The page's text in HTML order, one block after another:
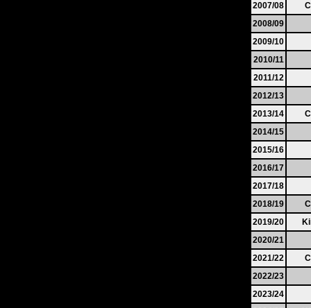
2007/08
2008/09
2009/10
2010/11
2011/12
2012/13
2013/14
2014/15
2015/16
2016/17
2017/18
2018/19
2019/20
2020/21
2021/22
2022/23
2023/24